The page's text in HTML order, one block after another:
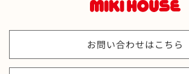
お問い合わせはこちら